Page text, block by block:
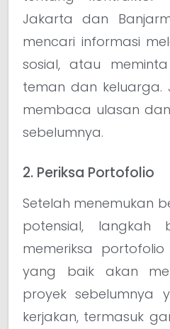
Jakarta dan
mencari informasi
sosial, atau
teman dan keluarga.
membaca ulasan
sebelumnya.
2. Periksa Portofolio
Setelah menemukan
potensial, langkah
memeriksa
yang baik akan
proyek sebelumnya
kerjakan, termasuk